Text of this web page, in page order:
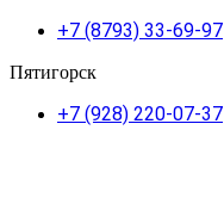
+7 (8793) 33-69-97
Пятигорск
+7 (928) 220-07-37